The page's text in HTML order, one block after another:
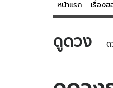
หน้าแรก เรื่อง
ข่าว
ดูดวง ด